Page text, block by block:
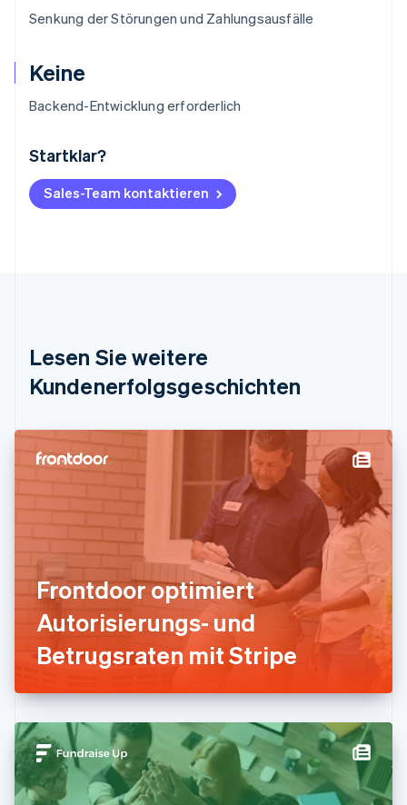
Senkung der Störungen und Zahlungsausfälle
Keine
Backend-Entwicklung erforderlich
Startklar?
Sales-Team kontaktieren
Lesen Sie weitere
Kundenerfolgsgeschichten
Frontdoor optimiert
Autorisierungs- und
Betrugsraten mit Stripe
Australien
Belgien
NederlandsFrançaisDeutschEnglish
DeutschEnglish
English
简体中文English
Finnland
EnglishSvenska
Français
Gibraltar
English
Griechenland
English
Indien
English
Irland
English
Japan
日本語English
Kanada
EnglishFrançais
Kroatien
English Italiano